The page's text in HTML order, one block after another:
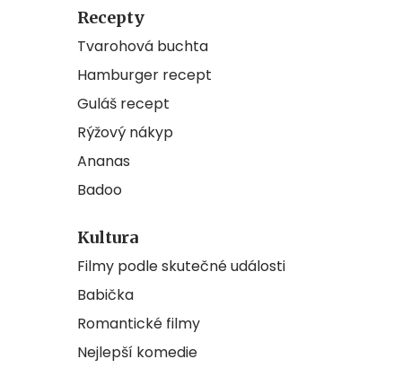
Recepty
Tvarohová buchta
Hamburger recept
Guláš recept
Rýžový nákyp
Ananas
Badoo
Kultura
Filmy podle skutečné události
Babička
Romantické filmy
Nejlepší komedie